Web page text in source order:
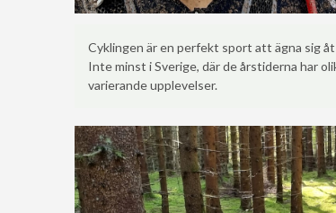
Cyklingen är en perfekt sport att ägna sig åt
Inte minst i Sverige, där de årstiderna har
varierande upplevelser.